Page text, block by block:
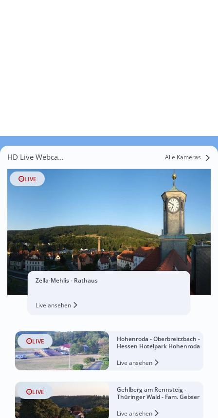
HD Live Webcams Frauenbreitungen Alle Kameras
LIVE
Zella-Mehlis - Rathaus
Live ansehen
LIVE
Hohenroda - Oberbreitzbach -
Hessen Hotelpark Hohenroda
Live ansehen
LIVE
Gehlberg am Rennsteig -
Thüringer Wald - Fam. Gebser
Live ansehen